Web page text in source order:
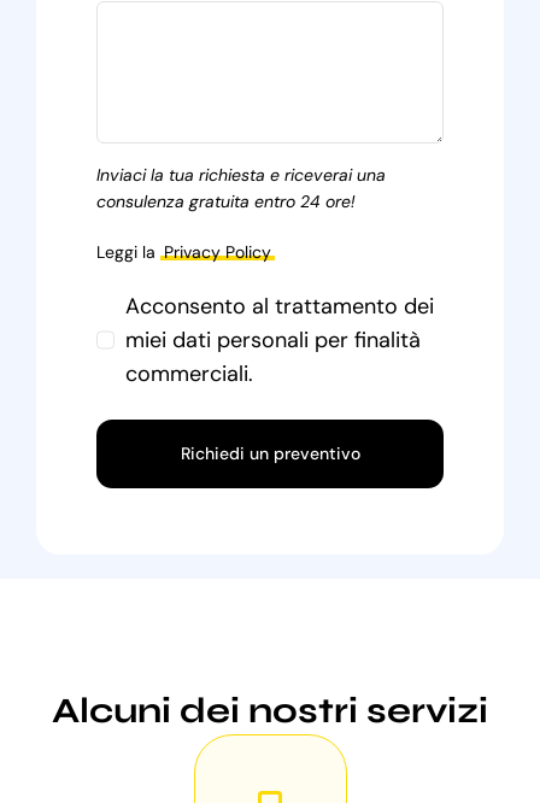
Inviaci la tua richiesta e riceverai una
consulenza gratuita entro 24 ore!
Leggi la Privacy Policy
Acconsento al trattamento dei
miei dati personali per finalità
commerciali.
Richiedi un preventivo
Alcuni dei nostri servizi